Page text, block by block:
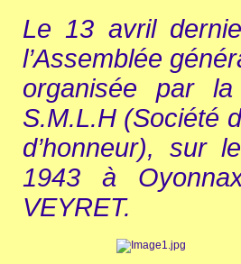
Le 13 avril
l’Assemblée
organisée par
S.M.L.H (Société
d’honneur), sur
1943 à
VEYRET.